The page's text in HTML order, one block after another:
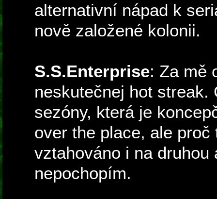
alternativní nápad k
nově založené kolonii.
S.S.Enterprise: Za mě
neskutečnej hot streak.
sezóny, která je
over the place, ale
vztahováno i na
nepochopím.